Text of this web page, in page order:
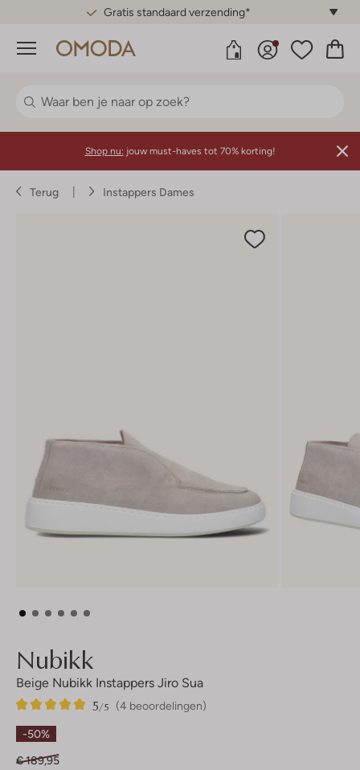
Gratis standaard verzending*
Menu
Shop nu: jouw must-haves tot 70% korting!
Terug Instappers Dames
Nubikk
Beige Nubikk Instappers Jiro Sua
(4 beoordelingen)
5/5
4
5
Sterren
-50%
€ 189,95